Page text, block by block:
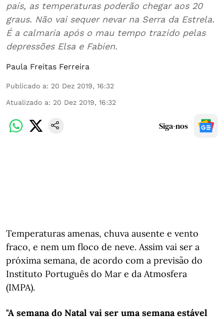
país, as temperaturas poderão chegar aos 20
graus. Não vai sequer nevar na Serra da Estrela.
É a calmaria após o mau tempo trazido pelas
depressões Elsa e Fabien.
Paula Freitas Ferreira
Publicado a: 20 Dez 2019, 16:32
Atualizado a: 20 Dez 2019, 16:32
Siga-nos
Temperaturas amenas, chuva ausente e vento
fraco, e nem um floco de neve. Assim vai ser a
próxima semana, de acordo com a previsão do
Instituto Português do Mar e da Atmosfera
(IMPA).
"A semana do Natal vai ser uma semana estável